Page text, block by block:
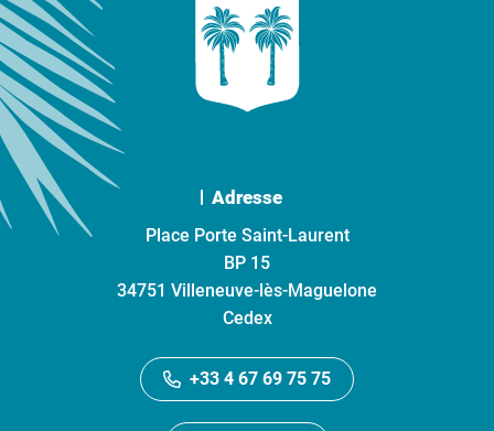
Adresse
Place Porte Saint-Laurent
BP 15
34751 Villeneuve-lès-Maguelone
Cedex
+33 4 67 69 75 75